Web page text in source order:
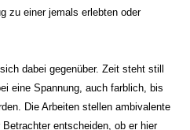
zu einer jemals erlebten oder
dabei gegenüber. Zeit steht still
eine Spannung, auch farblich, bis
Die Arbeiten stellen ambivalente
entscheiden, ob er hier